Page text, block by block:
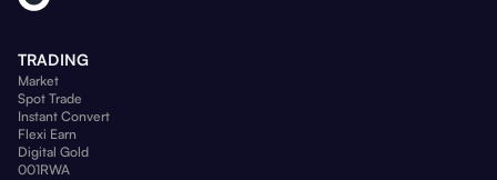
TRADING
Market
Spot Trade
Instant Convert
Flexi Earn
Digital Gold
001RWA